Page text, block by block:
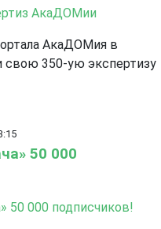
АкаДОМия в
свою 350-ую экспертизу
50 000